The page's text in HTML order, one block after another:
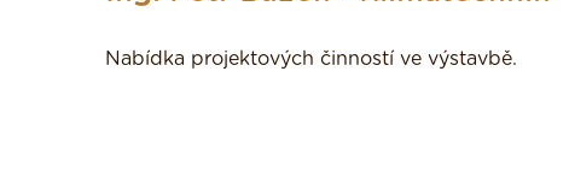
Nabídka projektových činností ve výstavbě.